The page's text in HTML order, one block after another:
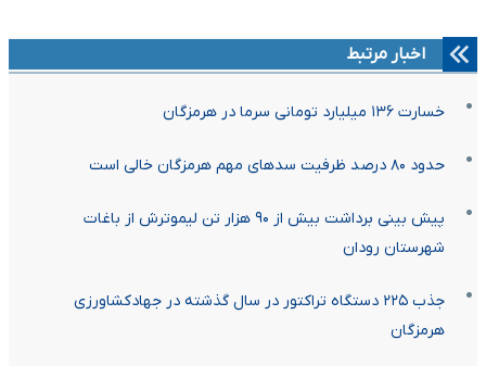
اخبار مرتبط
خسارت ۱۳۶ میلیارد تومانی سرما در هرمزگان
حدود ۸۰ درصد ظرفیت سدهای مهم هرمزگان خالی است
پیش بینی برداشت بیش از ۹۰ هزار تن لیموترش از باغات
شهرستان رودان
جذب ۲۲۵ دستگاه تراکتور در سال گذشته در جهادکشاورزی
هرمزگان